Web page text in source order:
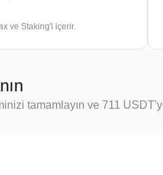
ve Staking'i içerir.
tamamlayın ve 711